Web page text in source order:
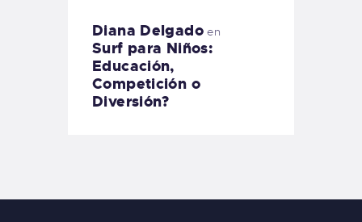
Diana Delgadoen
Surf para Niños:
Educación,
Competición o
Diversión?